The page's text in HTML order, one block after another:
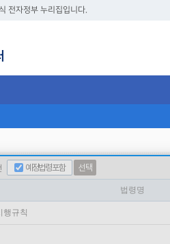
전자정부 누리집입니다.
예정법령포함 선택
법령명
행규칙